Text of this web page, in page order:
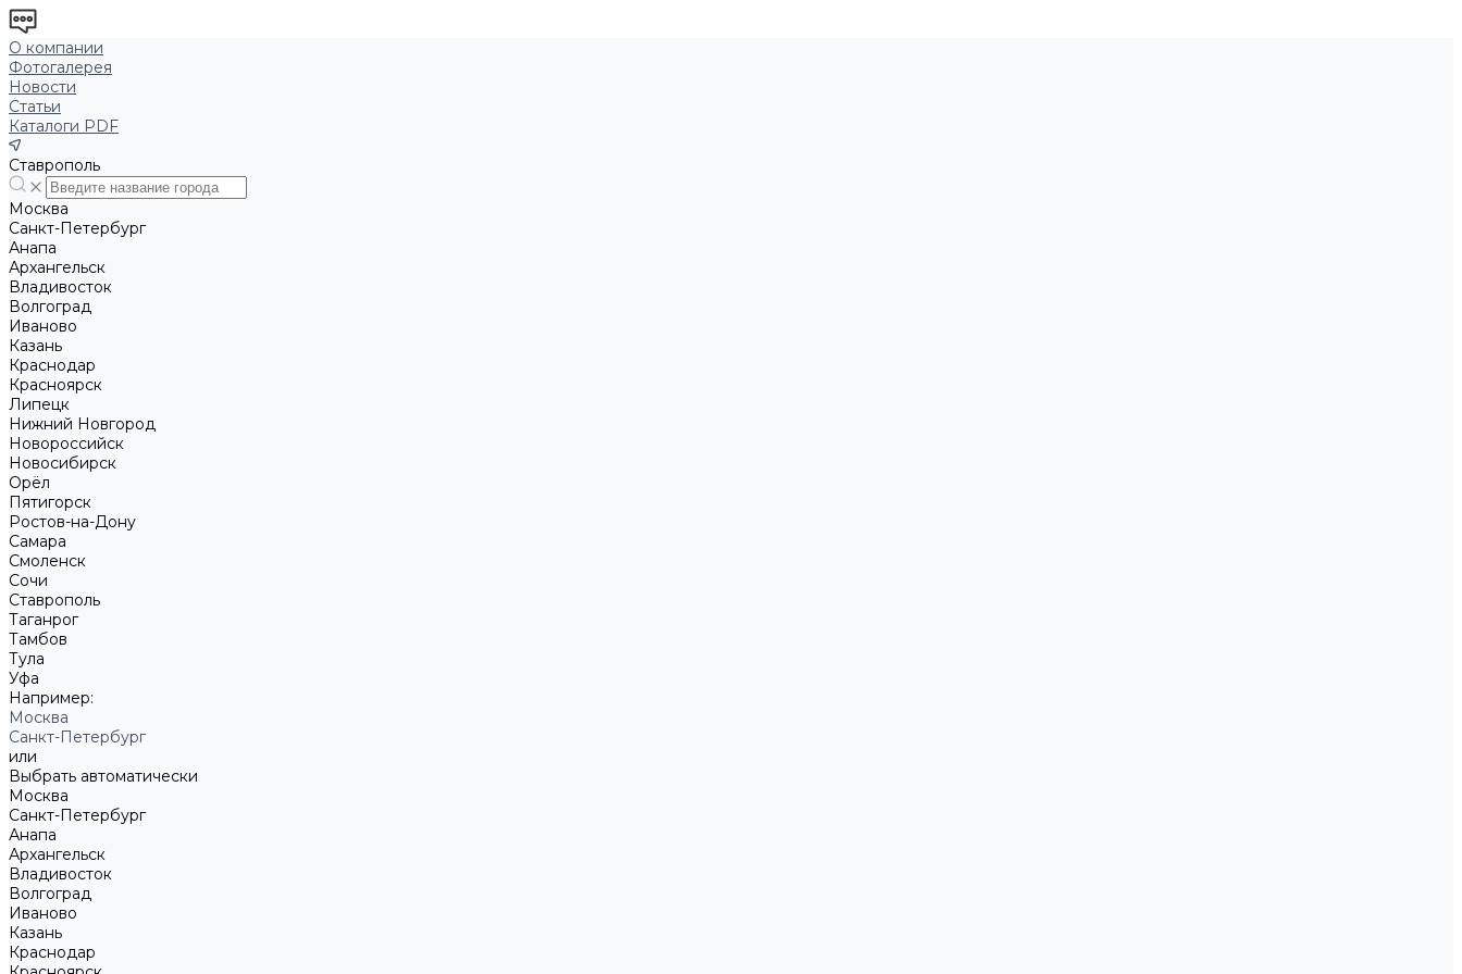
О компании
Фотогалерея
Новости
Статьи
Каталоги PDF
Ставрополь
Москва
Санкт-Петербург
Анапа
Архангельск
Владивосток
Волгоград
Иваново
Казань
Краснодар
Красноярск
Липецк
Нижний Новгород
Новороссийск
Новосибирск
Орёл
Пятигорск
Ростов-на-Дону
Самара
Смоленск
Сочи
Ставрополь
Таганрог
Тамбов
Тула
Уфа
Например:
Москва
Санкт-Петербург
или
Выбрать автоматически
Москва
Санкт-Петербург
Анапа
Архангельск
Владивосток
Волгоград
Иваново
Казань
Краснодар